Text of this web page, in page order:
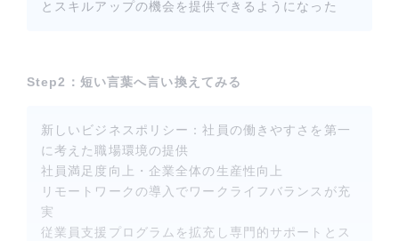
とスキルアップの機会を提供できるようになった
Step2：短い言葉へ言い換えてみる
新しいビジネスポリシー：社員の働きやすさを第一
に考えた職場環境の提供
社員満足度向上・企業全体の生産性向上
リモートワークの導入でワークライフバランスが充
実
従業員支援プログラムを拡充し専門的サポートとス